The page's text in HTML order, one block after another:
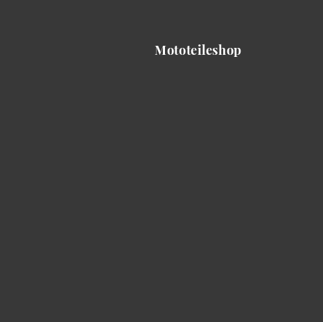
Mototeileshop